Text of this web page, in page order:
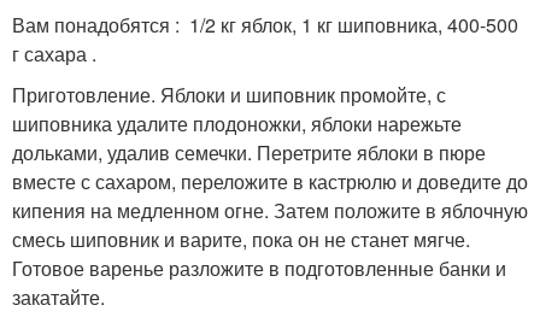
Вам понадобятся : 1/2 кг яблок, 1 кг шиповника, 400-500
г сахара .
Приготовление. Яблоки и шиповник промойте, с
шиповника удалите плодоножки, яблоки нарежьте
дольками, удалив семечки. Перетрите яблоки в пюре
вместе с сахаром, переложите в кастрюлю и доведите до
кипения на медленном огне. Затем положите в яблочную
смесь шиповник и варите, пока он не станет мягче.
Готовое варенье разложите в подготовленные банки и
закатайте.